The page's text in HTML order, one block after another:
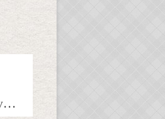
Bienvenue sur mon blog à tous ceux qui ont envie de partager l'art de recevoir et de fêter la veille le lendemain.Pour tous les épicuriens, hédonistes et autres amoureux de la bonne chair!!!!j'espère que vous trouverez mes astuces et mes recettes amusantes et que vous prendrez plaisir à les réaliser.n'hésitez surtout pas à me laisser vos réactions ou vos suggestions pour que tout le monde en profite!!!allez maintenant tous à table!!! Pepitavignon.